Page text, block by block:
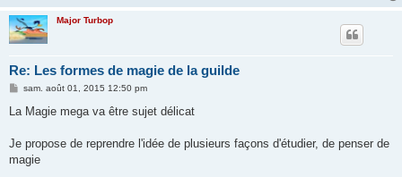
Major Turbop
Re: Les formes de magie de la guilde
M
s
g
sam. août 01, 2015 12:50 pm
La Magie mega va être sujet délicat
Je propose de reprendre l'idée de plusieurs façons d'étudier, de penser de
magie